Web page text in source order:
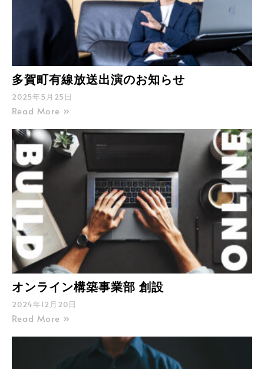
多賀町有線放送出演のお知らせ
2025年5月25日
Read More »
オンライン構築事業部 創設
2024年12月20日
Read More »